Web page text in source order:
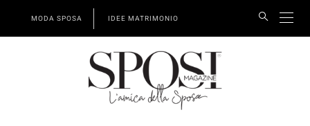
MODA SPOSA IDEE MATRIMONIO